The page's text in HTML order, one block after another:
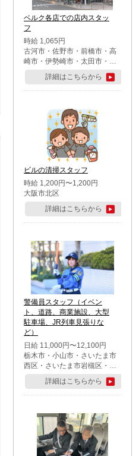
ベルク各店での店内スタッ
フ
時給 1,065円
古河市・佐野市・前橋市・高
崎市・伊勢崎市・太田市・館
林市・藤岡市・大泉町・さい
たま市北区・川越市・熊谷
市・行田市・秩父市・所沢
市・鶴ケ島市・千葉市中央
区・市川市・松戸市・習志野
市・柏市・流山市・八千代
市・足立区・江戸川区・八王
子市・町田市
詳細はこちらから
ビルの清掃スタッフ
時給 1,200円〜1,200円
大阪市北区
詳細はこちらから
警備員スタッフ（イベン
ト、道路、商業施設、大型
駐車場、JR列車見張りな
ど）
日給 11,000円〜12,100円
栃木市・小山市・さいたま市
西区・さいたま市岩槻区・久
喜市・蓮田市
詳細はこちらから